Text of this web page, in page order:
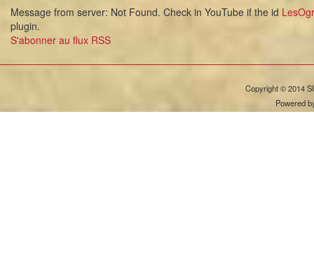
Message from server: Not Found. Check in YouTube if the id
plugin.
S'abonner au flux RSS
Copyright © 2014
Powered